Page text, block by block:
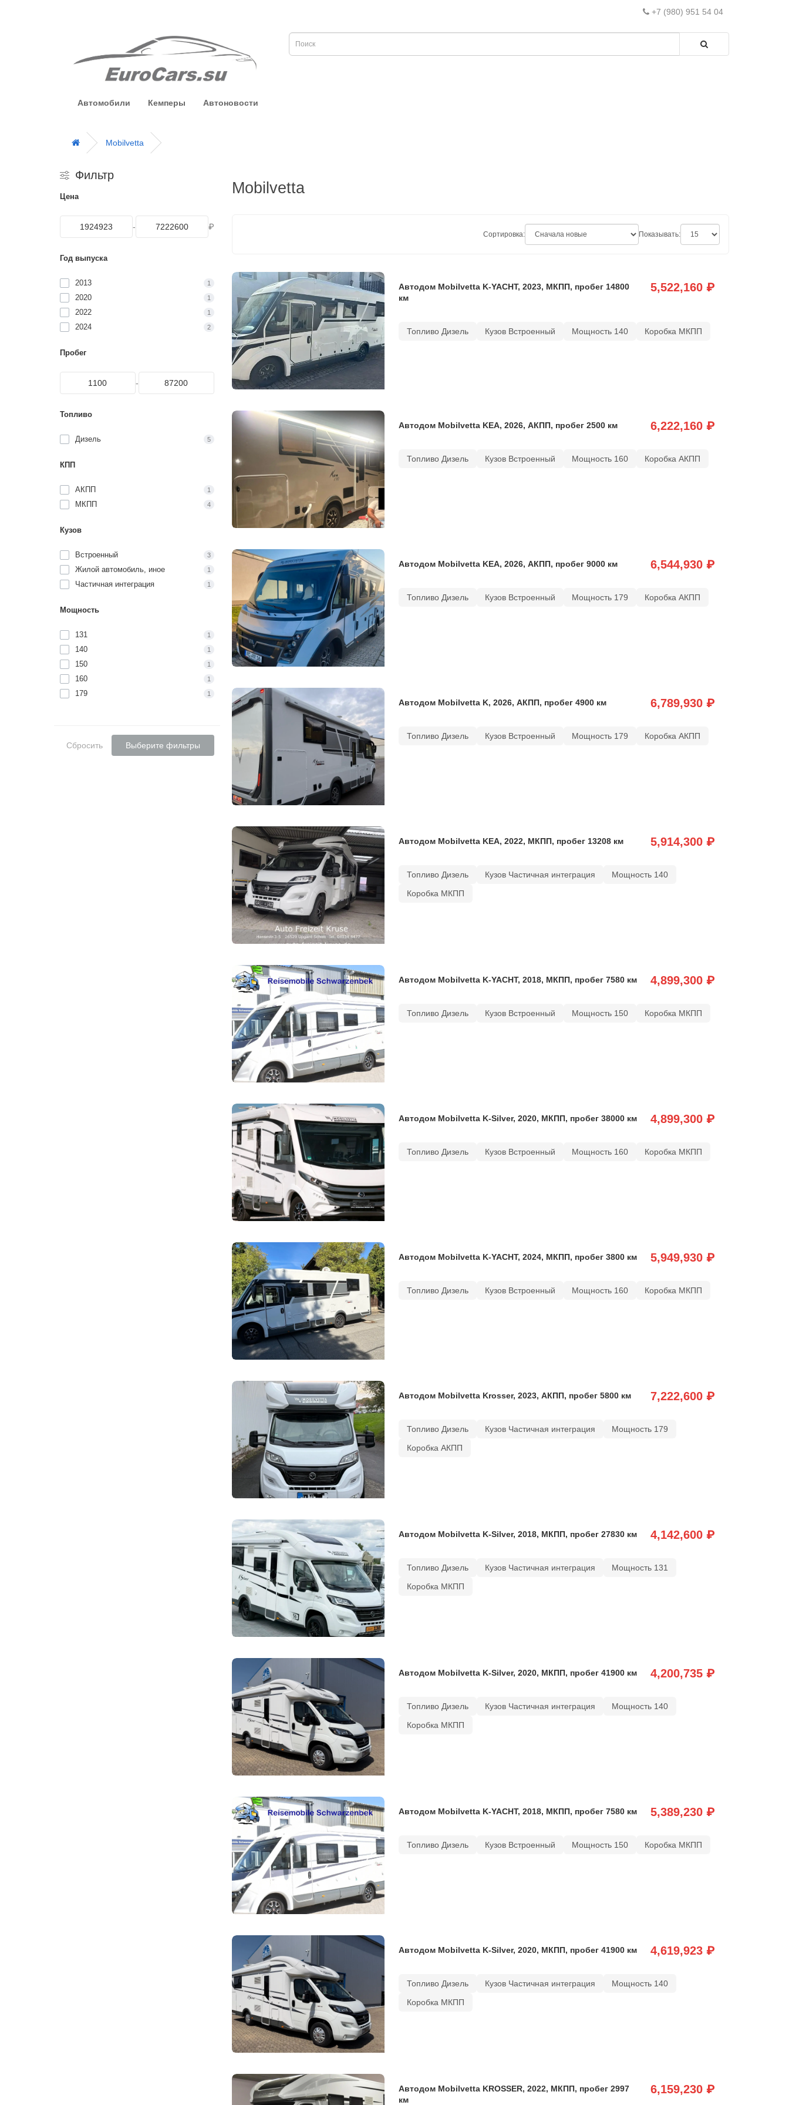
+7 (980) 951 54 04
Автомобили Кемперы Автоновости
Mobilvetta
Фильтр
Цена
- ₽
Год выпуска
2013 1
2020 1
2022 1
2024 2
Пробег
-
Топливо
Дизель 5
КПП
АКПП 1
МКПП 4
Кузов
Встроенный 3
Жилой автомобиль, иное 1
Частичная интеграция 1
Мощность
131 1
140 1
150 1
160 1
179 1
Сбросить Выберите фильтры
Mobilvetta
Сортировка: Показывать:
Автодом Mobilvetta K-YACHT, 2023, МКПП, пробег 14800
км
5,522,160 ₽
Топливо Дизель Кузов Встроенный Мощность 140 Коробка МКПП
Автодом Mobilvetta KEA, 2026, АКПП, пробег 2500 км 6,222,160 ₽
Топливо Дизель Кузов Встроенный Мощность 160 Коробка АКПП
Автодом Mobilvetta KEA, 2026, АКПП, пробег 9000 км 6,544,930 ₽
Топливо Дизель Кузов Встроенный Мощность 179 Коробка АКПП
Автодом Mobilvetta K, 2026, АКПП, пробег 4900 км 6,789,930 ₽
Топливо Дизель Кузов Встроенный Мощность 179 Коробка АКПП
Автодом Mobilvetta KEA, 2022, МКПП, пробег 13208 км 5,914,300 ₽
Топливо Дизель Кузов Частичная интеграция
Мощность 140
Коробка МКПП
Автодом Mobilvetta K-YACHT, 2018, МКПП, пробег 7580 км 4,899,300 ₽
Топливо Дизель Кузов Встроенный Мощность 150 Коробка МКПП
Автодом Mobilvetta K-Silver, 2020, МКПП, пробег 38000 км 4,899,300 ₽
Топливо Дизель Кузов Встроенный Мощность 160 Коробка МКПП
Автодом Mobilvetta K-YACHT, 2024, МКПП, пробег 3800 км 5,949,930 ₽
Топливо Дизель Кузов Встроенный Мощность 160 Коробка МКПП
Автодом Mobilvetta Krosser, 2023, АКПП, пробег 5800 км 7,222,600 ₽
Топливо Дизель Кузов Частичная интеграция
Мощность 179
Коробка АКПП
Автодом Mobilvetta K-Silver, 2018, МКПП, пробег 27830 км 4,142,600 ₽
Топливо Дизель Кузов Частичная интеграция
Мощность 131
Коробка МКПП
Автодом Mobilvetta K-Silver, 2020, МКПП, пробег 41900 км 4,200,735 ₽
Топливо Дизель Кузов Частичная интеграция
Мощность 140
Коробка МКПП
Автодом Mobilvetta K-YACHT, 2018, МКПП, пробег 7580 км 5,389,230 ₽
Топливо Дизель Кузов Встроенный Мощность 150 Коробка МКПП
Автодом Mobilvetta K-Silver, 2020, МКПП, пробег 41900 км 4,619,923 ₽
Топливо Дизель Кузов Частичная интеграция
Мощность 140
Коробка МКПП
Автодом Mobilvetta KROSSER, 2022, МКПП, пробег 2997
км
6,159,230 ₽